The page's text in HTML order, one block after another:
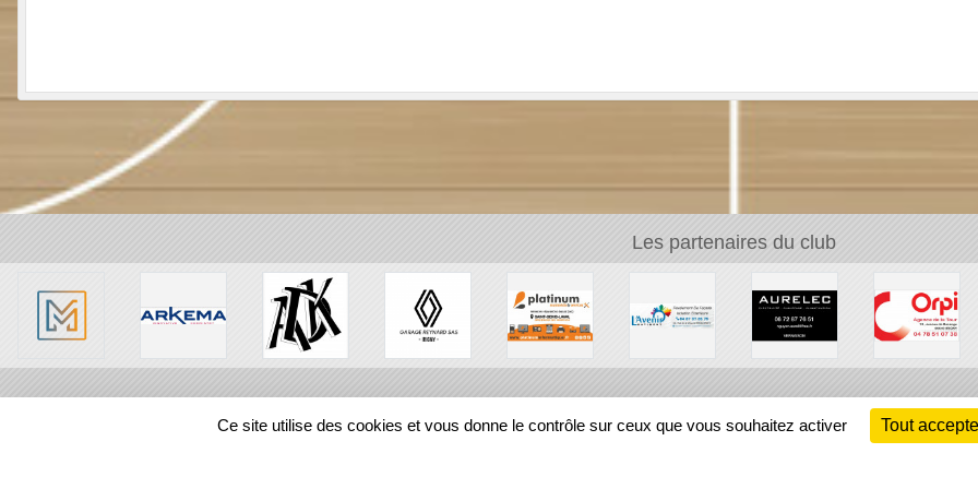
Les partenaires du club
REGIONS
Ce site utilise des cookies et vous donne le contrôle sur ceux que vous souhaitez activer Tout